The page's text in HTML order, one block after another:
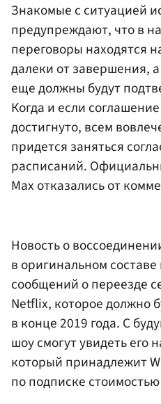
Знакомые с ситуацией
предупреждают, что в
переговоры находятся
далеки от завершения,
еще должны будут
Когда и если
достигнуто, всем
придется заняться
расписаний.
Max отказались от
Новость о
в оригинальном
сообщений о переезде
Netflix, которое должно
в конце 2019 года. С
шоу смогут увидеть его
который принадлежит
по подписке